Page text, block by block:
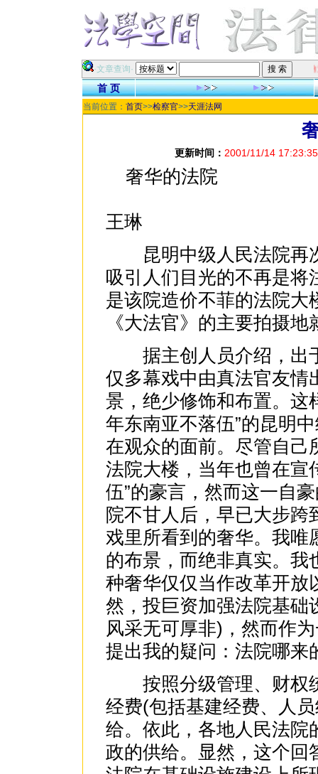
·文章查询·
祝各位网友在新的一年里身体健康、阖家快乐！ 本站受到大量
首 页
当前位置： 首页>>检察官>>天涯法网
更新时间： 2001/11/14 17:23:35
奢华的法院
王琳
昆明中级人民法院再
吸引人们目光的不再是将
是该院造价不菲的法院
《大法官》的主要拍摄地
据主创人员介绍，出
仅多幕戏中由真法官友情
景，绝少修饰和布置。这
年东南亚不落伍”的昆明
在观众的面前。尽管自己
法院大楼，当年也曾在宣
伍”的豪言，然而这一自
院不甘人后，早已大步
戏里所看到的奢华。我唯
的布景，而绝非真实。我
种奢华仅仅当作改革开放
然，投巨资加强法院基础
风采无可厚非)，然而作
提出我的疑问：法院哪来
按照分级管理、财权
经费(包括基建经费、人
给。依此，各地人民法院
政的供给。显然，这个回